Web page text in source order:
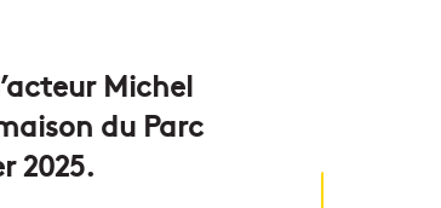
Michel
du Parc
2025.